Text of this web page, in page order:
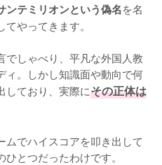
ンテミリオンという偽名を名
やってきます。
でしゃべり、平凡な外国人教
ィ。しかし知識面や動向で何
しており、実際にその正体は
でハイスコアを叩き出して
とつだったわけです。